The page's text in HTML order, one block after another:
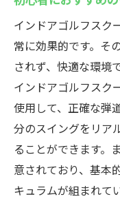
インドアゴルフスク
常に効果的です。そ
されず、快適な環境
インドアゴルフスク
使用して、正確な弾
分のスイングをリア
ることができます。
意されており、基本
キュラムが組まれて